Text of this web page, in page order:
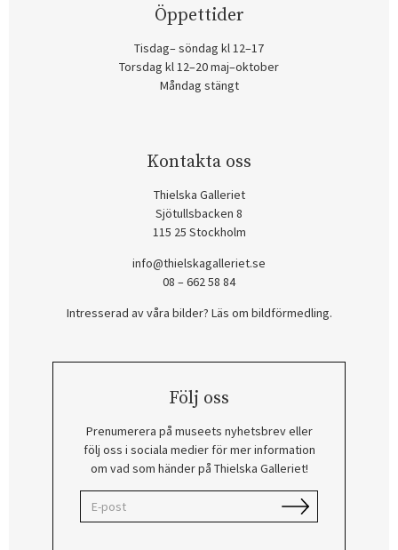
Öppettider
Tisdag– söndag kl 12–17
Torsdag kl 12–20 maj–oktober
Måndag stängt
Kontakta oss
Thielska Galleriet
Sjötullsbacken 8
115 25 Stockholm
info@thielskagalleriet.se
08 – 662 58 84
Intresserad av våra bilder? Läs om bildförmedling.
Följ oss
Prenumerera på museets nyhetsbrev eller
följ oss i sociala medier för mer information
om vad som händer på Thielska Galleriet!